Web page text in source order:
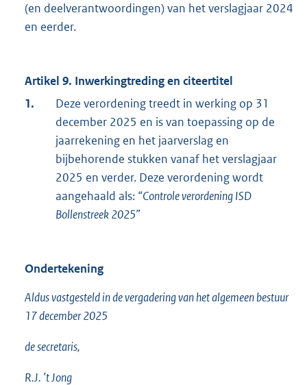
(en deelverantwoordingen) van het verslagjaar 2024
en eerder.
Artikel 9. Inwerkingtreding en citeertitel
1.
Deze verordening treedt in werking op 31
december 2025 en is van toepassing op de
jaarrekening en het jaarverslag en
bijbehorende stukken vanaf het verslagjaar
2025 en verder. Deze verordening wordt
aangehaald als: “Controle verordening ISD
Bollenstreek 2025”
Ondertekening
Aldus vastgesteld in de vergadering van het algemeen bestuur
17 december 2025
de secretaris,
R.J. ’t Jong